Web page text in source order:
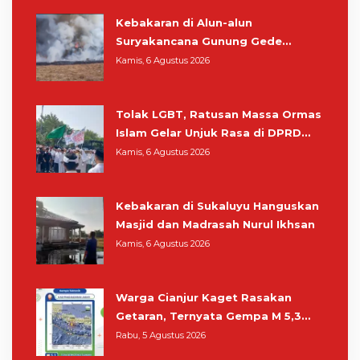
Kebakaran di Alun-alun
Suryakancana Gunung Gede
Pangrango, Relawan dan Warga
Kamis, 6 Agustus 2026
Tolak LGBT, Ratusan Massa Ormas
Islam Gelar Unjuk Rasa di DPRD
Cianjur
Kamis, 6 Agustus 2026
Kebakaran di Sukaluyu Hanguskan
Masjid dan Madrasah Nurul Ikhsan
Kamis, 6 Agustus 2026
Warga Cianjur Kaget Rasakan
Getaran, Ternyata Gempa M 5,3
Berpusat di Pangandaran
Rabu, 5 Agustus 2026